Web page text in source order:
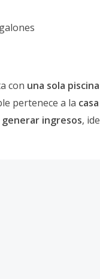
con una sola
pertenece a la
ingresos,